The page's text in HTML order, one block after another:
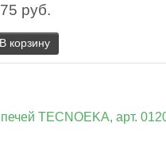
руб.
В корзину
TECNOEKA, арт.